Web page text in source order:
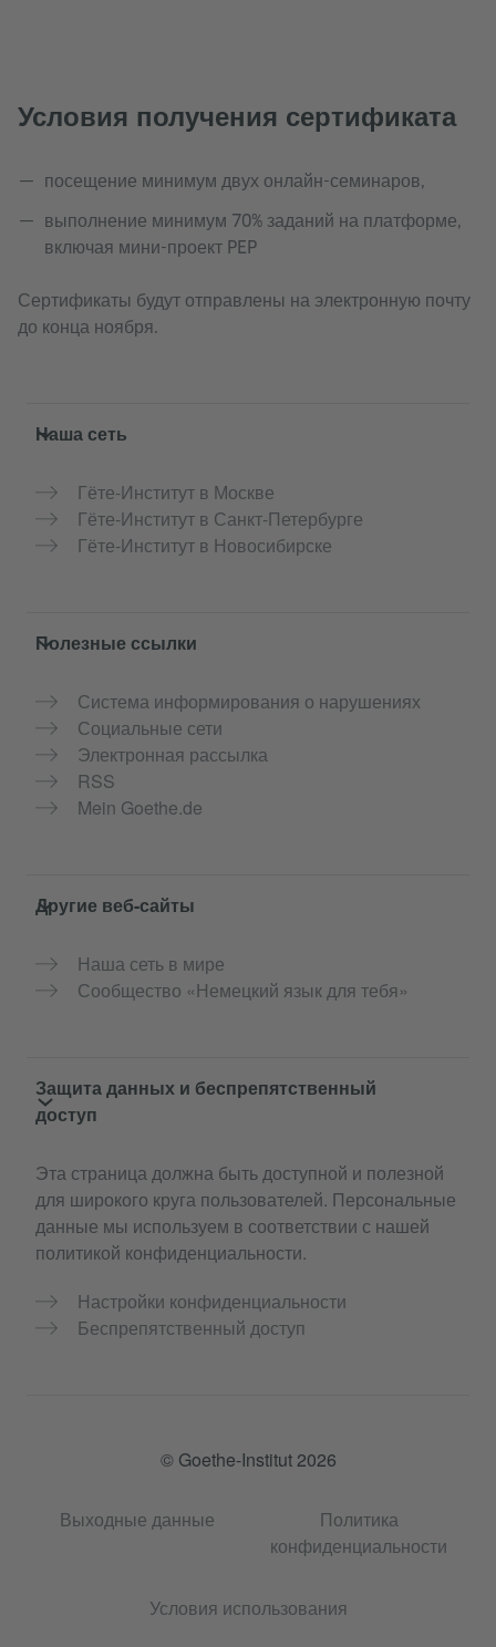
Условия получения сертификата
посещение минимум двух онлайн-семинаров,
выполнение минимум 70% заданий на платформе,
включая мини-проект PEP
Сертификаты будут отправлены на электронную почту
до конца ноября.
Service- und Informationsbereich
Наша сеть
Гёте-Институт в Москве
Гёте-Институт в Санкт-Петербурге
Гёте-Институт в Новосибирске
Полезные ссылки
Система информирования о нарушениях
Социальные сети
Электронная рассылка
RSS
Mein Goethe.de
Другие веб-сайты
Наша сеть в мире
Сообщество «Немецкий язык для тебя»
Защита данных и беспрепятственный
доступ
Эта страница должна быть доступной и полезной
для широкого круга пользователей. Персональные
данные мы используем в соответствии с нашей
политикой конфиденциальности.
Настройки конфиденциальности
Беспрепятственный доступ
© Goethe-Institut 2026
Выходные данные
Политика
конфиденциальности
Условия использования